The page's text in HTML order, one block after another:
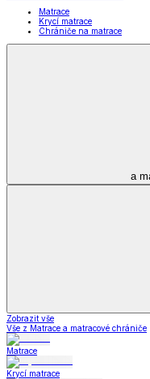
Matrace
Krycí matrace
Chrániče na matrace
a
Zobrazit vše
Vše z Matrace a matracové chrániče
Matrace
Krycí matrace